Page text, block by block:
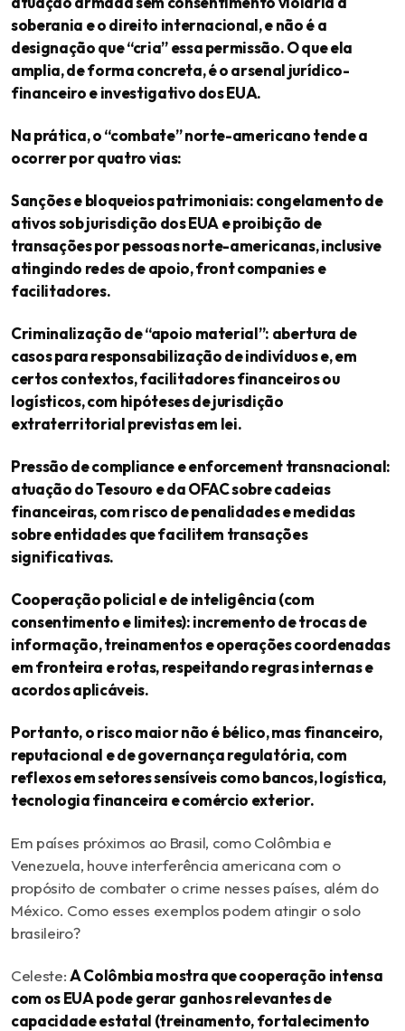
soberania e o direito internacional, e não é a
designação que “cria” essa permissão. O que ela
amplia, de forma concreta, é o arsenal jurídico-
financeiro e investigativo dos EUA.
Na prática, o “combate” norte-americano tende a
ocorrer por quatro vias:
Sanções e bloqueios patrimoniais: congelamento de
ativos sob jurisdição dos EUA e proibição de
transações por pessoas norte-americanas, inclusive
atingindo redes de apoio, front companies e
facilitadores.
Criminalização de “apoio material”: abertura de
casos para responsabilização de indivíduos e, em
certos contextos, facilitadores financeiros ou
logísticos, com hipóteses de jurisdição
extraterritorial previstas em lei.
Pressão de compliance e enforcement transnacional:
atuação do Tesouro e da OFAC sobre cadeias
financeiras, com risco de penalidades e medidas
sobre entidades que facilitem transações
significativas.
Cooperação policial e de inteligência (com
consentimento e limites): incremento de trocas de
informação, treinamentos e operações coordenadas
em fronteira e rotas, respeitando regras internas e
acordos aplicáveis.
Portanto, o risco maior não é bélico, mas financeiro,
reputacional e de governança regulatória, com
reflexos em setores sensíveis como bancos, logística,
tecnologia financeira e comércio exterior.
Em países próximos ao Brasil, como Colômbia e
Venezuela, houve interferência americana com o
propósito de combater o crime nesses países, além do
México. Como esses exemplos podem atingir o solo
brasileiro?
Celeste:A Colômbia mostra que cooperação intensa
com os EUA pode gerar ganhos relevantes de
capacidade estatal (treinamento, fortalecimento